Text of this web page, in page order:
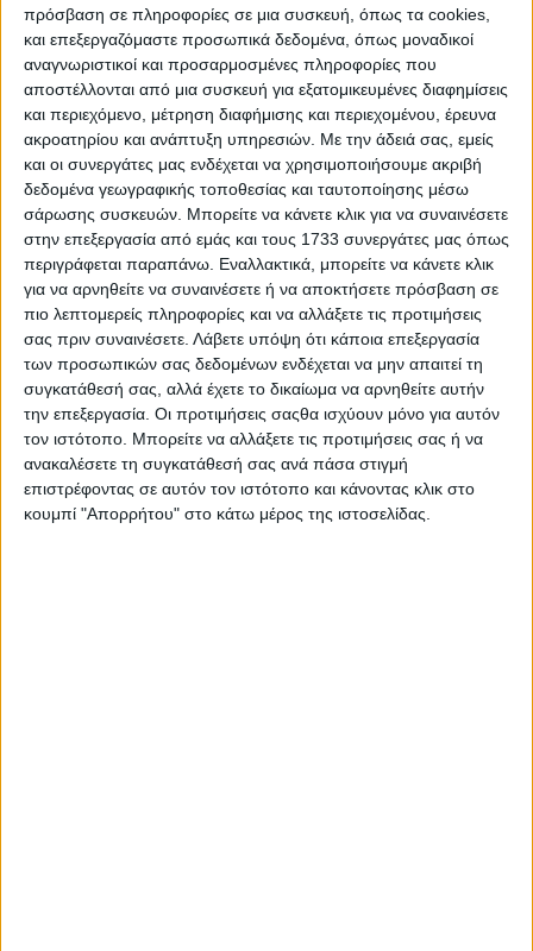
πρόσβαση σε πληροφορίες σε μια συσκευή, όπως τα cookies,
και επεξεργαζόμαστε προσωπικά δεδομένα, όπως μοναδικοί
αναγνωριστικοί και προσαρμοσμένες πληροφορίες που
αποστέλλονται από μια συσκευή για εξατομικευμένες διαφημίσεις
και περιεχόμενο, μέτρηση διαφήμισης και περιεχομένου, έρευνα
ακροατηρίου και ανάπτυξη υπηρεσιών. Με την άδειά σας, εμείς
και οι συνεργάτες μας ενδέχεται να χρησιμοποιήσουμε ακριβή
δεδομένα γεωγραφικής τοποθεσίας και ταυτοποίησης μέσω
σάρωσης συσκευών. Μπορείτε να κάνετε κλικ για να συναινέσετε
στην επεξεργασία από εμάς και τους 1733 συνεργάτες μας όπως
περιγράφεται παραπάνω. Εναλλακτικά, μπορείτε να κάνετε κλικ
για να αρνηθείτε να συναινέσετε ή να αποκτήσετε πρόσβαση σε
πιο λεπτομερείς πληροφορίες και να αλλάξετε τις προτιμήσεις
σας πριν συναινέσετε. Λάβετε υπόψη ότι κάποια επεξεργασία
των προσωπικών σας δεδομένων ενδέχεται να μην απαιτεί τη
συγκατάθεσή σας, αλλά έχετε το δικαίωμα να αρνηθείτε αυτήν
την επεξεργασία. Οι προτιμήσεις σαςθα ισχύουν μόνο για αυτόν
τον ιστότοπο. Μπορείτε να αλλάξετε τις προτιμήσεις σας ή να
ανακαλέσετε τη συγκατάθεσή σας ανά πάσα στιγμή
επιστρέφοντας σε αυτόν τον ιστότοπο και κάνοντας κλικ στο
κουμπί "Απορρήτου" στο κάτω μέρος της ιστοσελίδας.
3 Δεκεμβρίου, 2024
Ιερά Μονή Τοπλού